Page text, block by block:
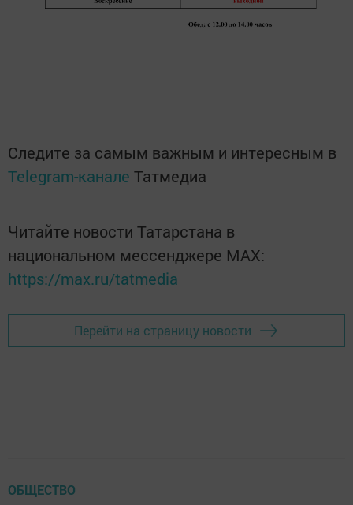
Следите за самым важным и интересным в
Telegram-канале Татмедиа
Читайте новости Татарстана в
национальном мессенджере MАХ:
https://max.ru/tatmedia
Перейти на страницу новости
ОБЩЕСТВО